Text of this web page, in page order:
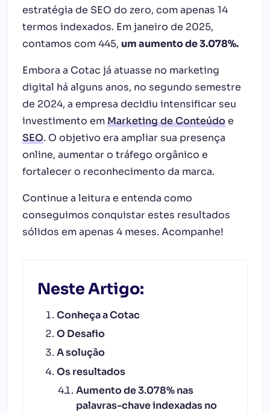
estratégia de SEO do zero, com apenas 14
termos indexados. Em janeiro de 2025,
contamos com 445, um aumento de 3.078%.
Embora a Cotac já atuasse no marketing
digital há alguns anos, no segundo semestre
de 2024, a empresa decidiu intensificar seu
investimento emMarketing de Conteúdoe
SEO. O objetivo era ampliar sua presença
online, aumentar o tráfego orgânico e
fortalecer o reconhecimento da marca.
Continue a leitura e entenda como
conseguimos conquistar estes resultados
sólidos em apenas 4 meses. Acompanhe!
Neste Artigo:
Conheça a Cotac
O Desafio
A solução
Os resultados
Aumento de 3.078% nas
palavras-chave indexadas no